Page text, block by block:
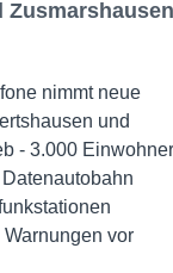
nimmt neue
und
- 3.000 Einwohner
vor